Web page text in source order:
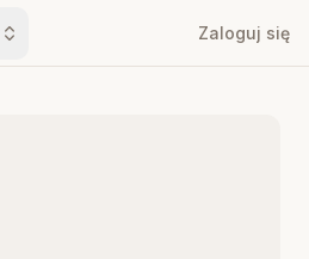
Zaloguj się